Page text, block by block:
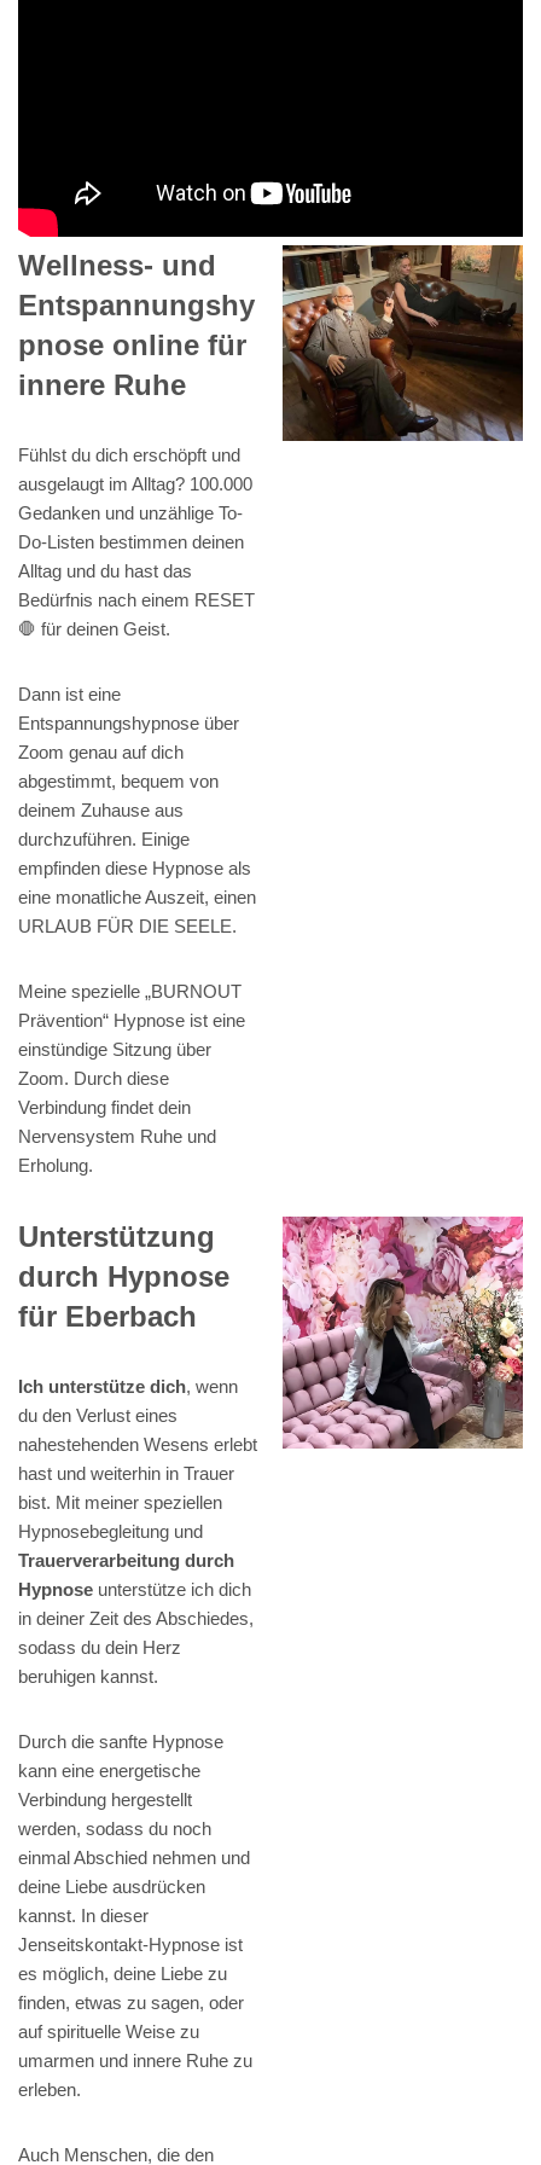
Wellness- und
Entspannungshy
pnose online für
innere Ruhe
Fühlst du dich erschöpft und
ausgelaugt im Alltag? 100.000
Gedanken und unzählige To-
Do-Listen bestimmen deinen
Alltag und du hast das
Bedürfnis nach einem RESET
🛑 für deinen Geist.
Dann ist eine
Entspannungshypnose über
Zoom genau auf dich
abgestimmt, bequem von
deinem Zuhause aus
durchzuführen. Einige
empfinden diese Hypnose als
eine monatliche Auszeit, einen
URLAUB FÜR DIE SEELE.
Meine spezielle „BURNOUT
Prävention“ Hypnose ist eine
einstündige Sitzung über
Zoom. Durch diese
Verbindung findet dein
Nervensystem Ruhe und
Erholung.
Unterstützung
durch Hypnose
für Eberbach
Ich unterstütze dich, wenn
du den Verlust eines
nahestehenden Wesens erlebt
hast und weiterhin in Trauer
bist. Mit meiner speziellen
Hypnosebegleitung und
Trauerverarbeitung durch
Hypnose unterstütze ich dich
in deiner Zeit des Abschiedes,
sodass du dein Herz
beruhigen kannst.
Durch die sanfte Hypnose
kann eine energetische
Verbindung hergestellt
werden, sodass du noch
einmal Abschied nehmen und
deine Liebe ausdrücken
kannst. In dieser
Jenseitskontakt-Hypnose ist
es möglich, deine Liebe zu
finden, etwas zu sagen, oder
auf spirituelle Weise zu
umarmen und innere Ruhe zu
erleben.
Auch Menschen, die den